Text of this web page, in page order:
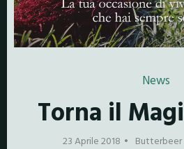
News
Torna il
23 Aprile 2018 Butterbeer